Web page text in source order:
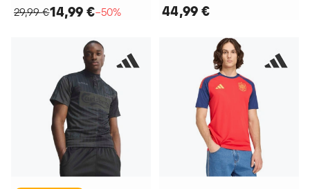
29,99 €14,99 €−50% 44,99 €